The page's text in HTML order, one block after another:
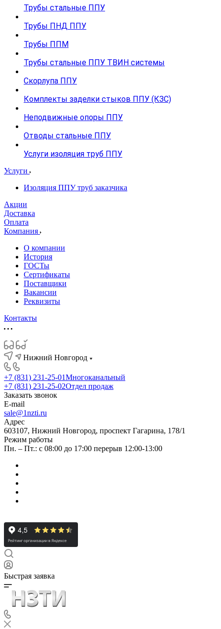
Трубы стальные ППУ
Трубы ПНД ППУ
Трубы ППМ
Трубы стальные ППУ ТВИН системы
Скорлупа ППУ
Комплекты заделки стыков ППУ (КЗС)
Неподвижные опоры ППУ
Отводы стальные ППУ
Услуги изоляция труб ППУ
Услуги
Изоляция ППУ труб заказчика
Акции
Доставка
Оплата
Компания
О компании
История
ГОСТы
Сертификаты
Поставщики
Вакансии
Реквизиты
Контакты
Нижний Новгород
+7 (831) 231-25-01Многоканальный
+7 (831) 231-25-02Отдел продаж
Заказать звонок
E-mail
sale@1nzti.ru
Адрес
603107, Нижний Новгород, проспект Гагарина, 178/1
Режим работы
Пн. – Пт.: с 08:00 до 17:00 перерыв 12:00-13:00
Быстрая заявка